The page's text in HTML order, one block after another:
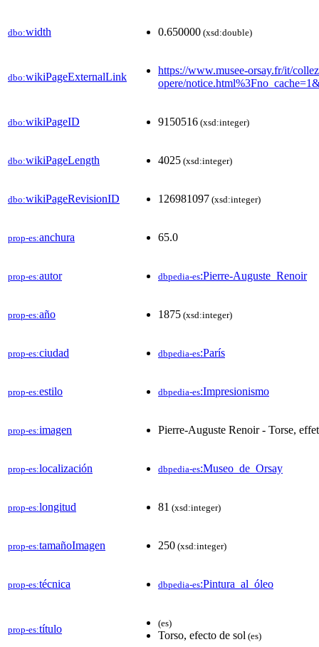
dbo:width 0.650000 (xsd:double)
dbo:wikiPageExternalLink
https://www.musee-orsay.fr/it/
opere/
dbo:wikiPageID 9150516 (xsd:integer)
dbo:wikiPageLength 4025 (xsd:integer)
dbo:wikiPageRevisionID 126981097 (xsd:integer)
prop-es:anchura 65.0
prop-es:autor dbpedia-es:Pierre-Auguste_Renoir
prop-es:año 1875 (xsd:integer)
prop-es:ciudad dbpedia-es:París
prop-es:estilo dbpedia-es:Impresionismo
prop-es:imagen Pierre-Auguste Renoir - Torse,
prop-es:localización dbpedia-es:Museo_de_Orsay
prop-es:longitud 81 (xsd:integer)
prop-es:tamañoImagen 250 (xsd:integer)
prop-es:técnica dbpedia-es:Pintura_al_óleo
prop-es:título (es)
Torso, efecto de sol (es)